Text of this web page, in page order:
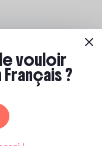
de
vouloir
?